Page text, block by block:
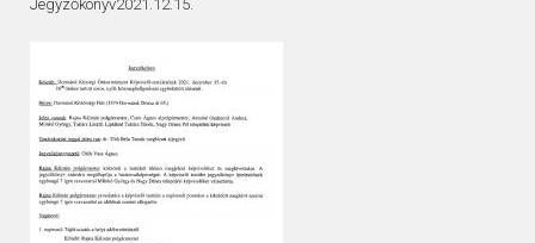
Jegyzőkönyv2021.12.15.